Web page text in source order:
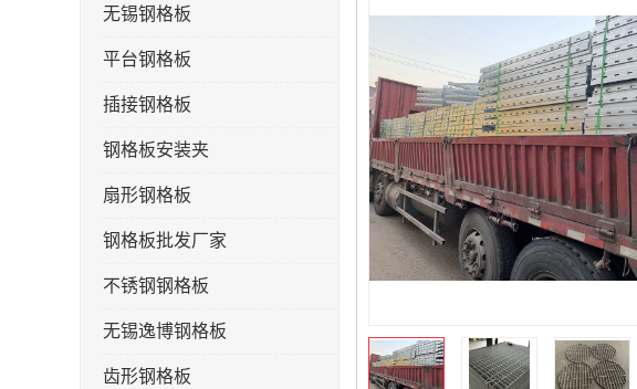
无锡钢格板
平台钢格板
插接钢格板
钢格板安装夹
扇形钢格板
钢格板批发厂家
不锈钢钢格板
无锡逸博钢格板
齿形钢格板